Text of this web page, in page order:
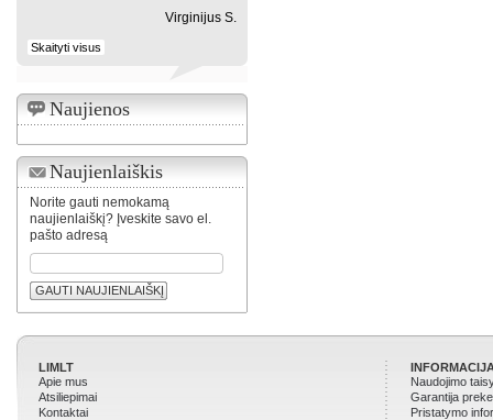
Virginijus S.
Skaityti visus
Naujienos
Naujienlaiškis
Norite gauti nemokamą
naujienlaiškį? Įveskite savo el.
pašto adresą
GAUTI NAUJIENLAIŠKĮ
LIMLT
Apie mus
Atsiliepimai
Kontaktai
Naudojimo
Garantija
Pristatymo